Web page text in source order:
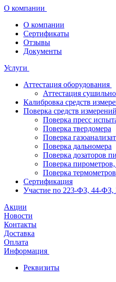
О компании
О компании
Сертификаты
Отзывы
Документы
Услуги
Аттестация оборудования
Аттестация
Калибровка средств
Поверка средств измерений
Поверка пресс
Поверка твердомера
Поверка
Поверка дальномера
Поверка дозаторов
Поверка
Поверка термометров
Сертификация
Участие по 223-ФЗ, 44-
Акции
Новости
Контакты
Доставка
Оплата
Информация
Реквизиты